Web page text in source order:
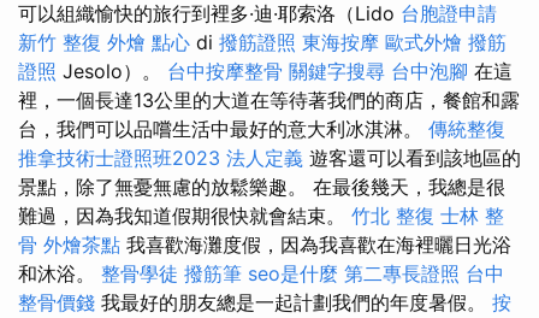
可以組織愉快的旅行到裡多·迪·耶索洛（Lido 台胞證申請
新竹 整復 外燴 點心 di 撥筋證照 東海按摩 歐式外燴 撥筋
證照 Jesolo）。 台中按摩整骨 關鍵字搜尋 台中泡腳 在這
裡，一個長達13公里的大道在等待著我們的商店，餐館和露
台，我們可以品嚐生活中最好的意大利冰淇淋。 傳統整復
推拿技術士證照班2023 法人定義 遊客還可以看到該地區的
景點，除了無憂無慮的放鬆樂趣。 在最後幾天，我總是很
難過，因為我知道假期很快就會結束。 竹北 整復 士林 整
骨 外燴茶點 我喜歡海灘度假，因為我喜歡在海裡曬日光浴
和沐浴。 整骨學徒 撥筋筆 seo是什麼 第二專長證照 台中
整骨價錢 我最好的朋友總是一起計劃我們的年度暑假。 按